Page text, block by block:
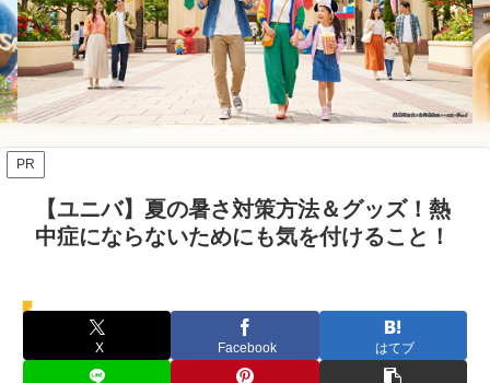
PR
【ユニバ】夏の暑さ対策方法＆グッズ！熱
中症にならないためにも気を付けること！
夏
X Facebook はてブ